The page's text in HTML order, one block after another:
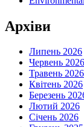
Архіви
Липень 2026
Червень 2026
Травень 2026
Квітень 2026
Березень
Лютий 2026
Січень 2026